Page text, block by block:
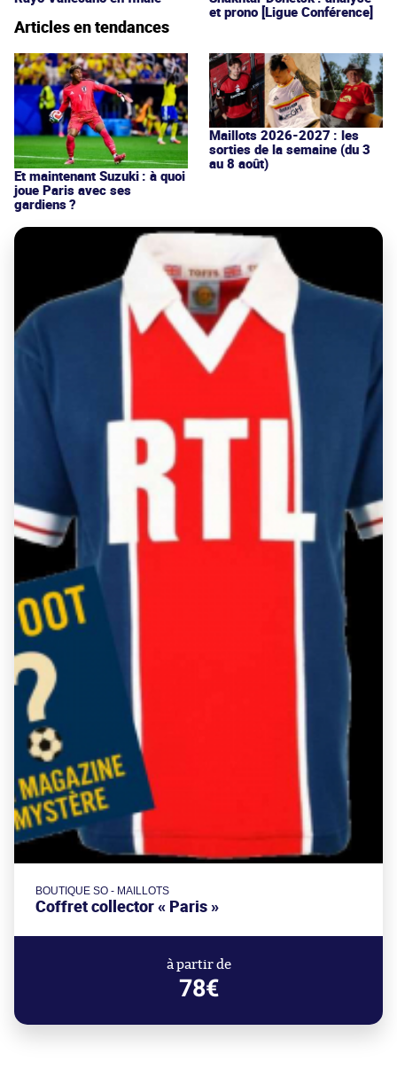
et prono [Ligue Conférence]
Articles en tendances
Et maintenant Suzuki : à quoi
joue Paris avec ses
gardiens ?
Maillots 2026-2027 : les
sorties de la semaine (du 3
au 8 août)
BOUTIQUE SO - MAILLOTS
Coffret collector « Paris »
à partir de
78€